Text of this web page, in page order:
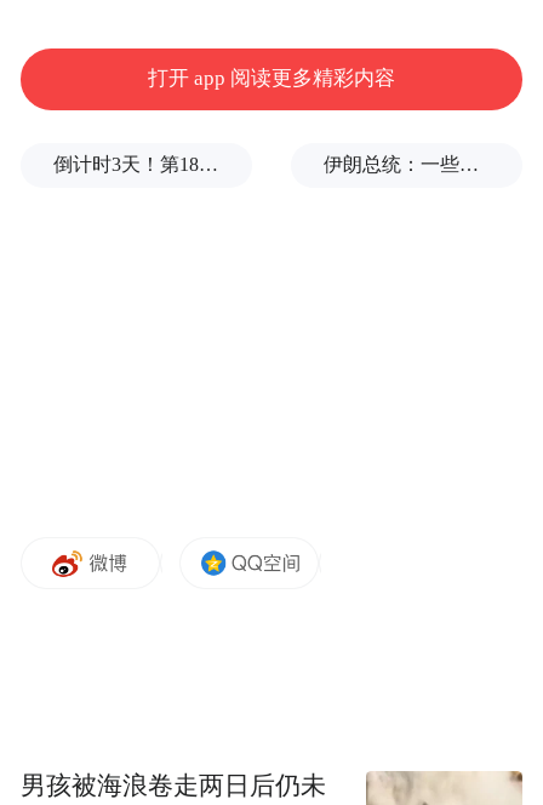
打开 app 阅读更多精彩内容
倒计时3天！第18届影响世界华人盛典即将启幕 伊朗总统：一些人认为美欧会出现通货膨胀，伊朗不会，我无法理解
男孩被海浪卷走两日后仍未